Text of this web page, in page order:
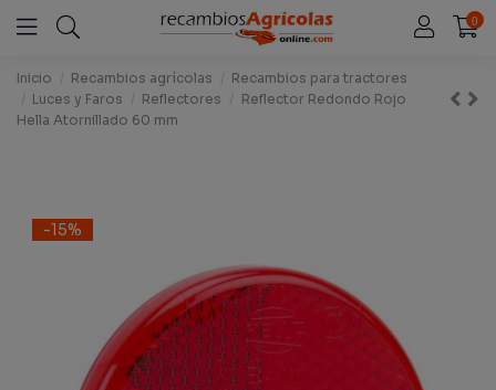
0
Inicio Recambios agrícolas
Recambios para tractores
Luces y Faros
Reflectores
Reflector Redondo Rojo
Hella Atornillado 60 mm
-15%